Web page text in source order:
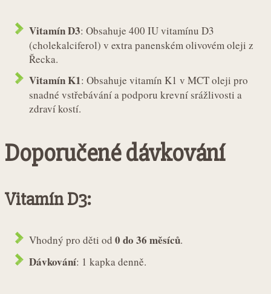
Vitamín D3: Obsahuje 400 IU vitamínu D3
(cholekalciferol) v extra panenském olivovém oleji z
Řecka.
Vitamín K1: Obsahuje vitamín K1 v MCT oleji pro
snadné vstřebávání a podporu krevní srážlivosti a
zdraví kostí.
Doporučené dávkování
Vitamín D3:
Vhodný pro děti od 0 do 36 měsíců.
Dávkování: 1 kapka denně.